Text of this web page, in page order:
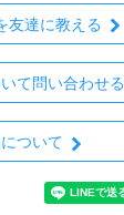
友達に教える
て問い合わせる
ついて